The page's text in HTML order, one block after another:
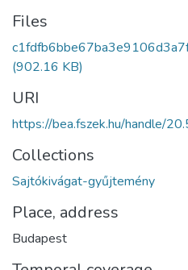
Files
(902.16 KB)
URI
https://bea.fszek.hu/handle/
Collections
Sajtókivágat-gyűjtemény
Place, address
Budapest